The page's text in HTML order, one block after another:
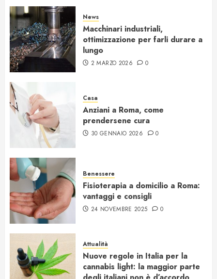
News
Macchinari industriali,
ottimizzazione per farli durare a
lungo
2 MARZO 2026 0
Casa
Anziani a Roma, come
prendersene cura
30 GENNAIO 2026 0
Benessere
Fisioterapia a domicilio a Roma:
vantaggi e consigli
24 NOVEMBRE 2025 0
Attualità
Nuove regole in Italia per la
cannabis light: la maggior parte